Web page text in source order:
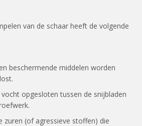
van de schaar heeft de volgende
beschermende middelen worden
opgesloten tussen de snijbladen
zuren (of agressieve stoffen) die